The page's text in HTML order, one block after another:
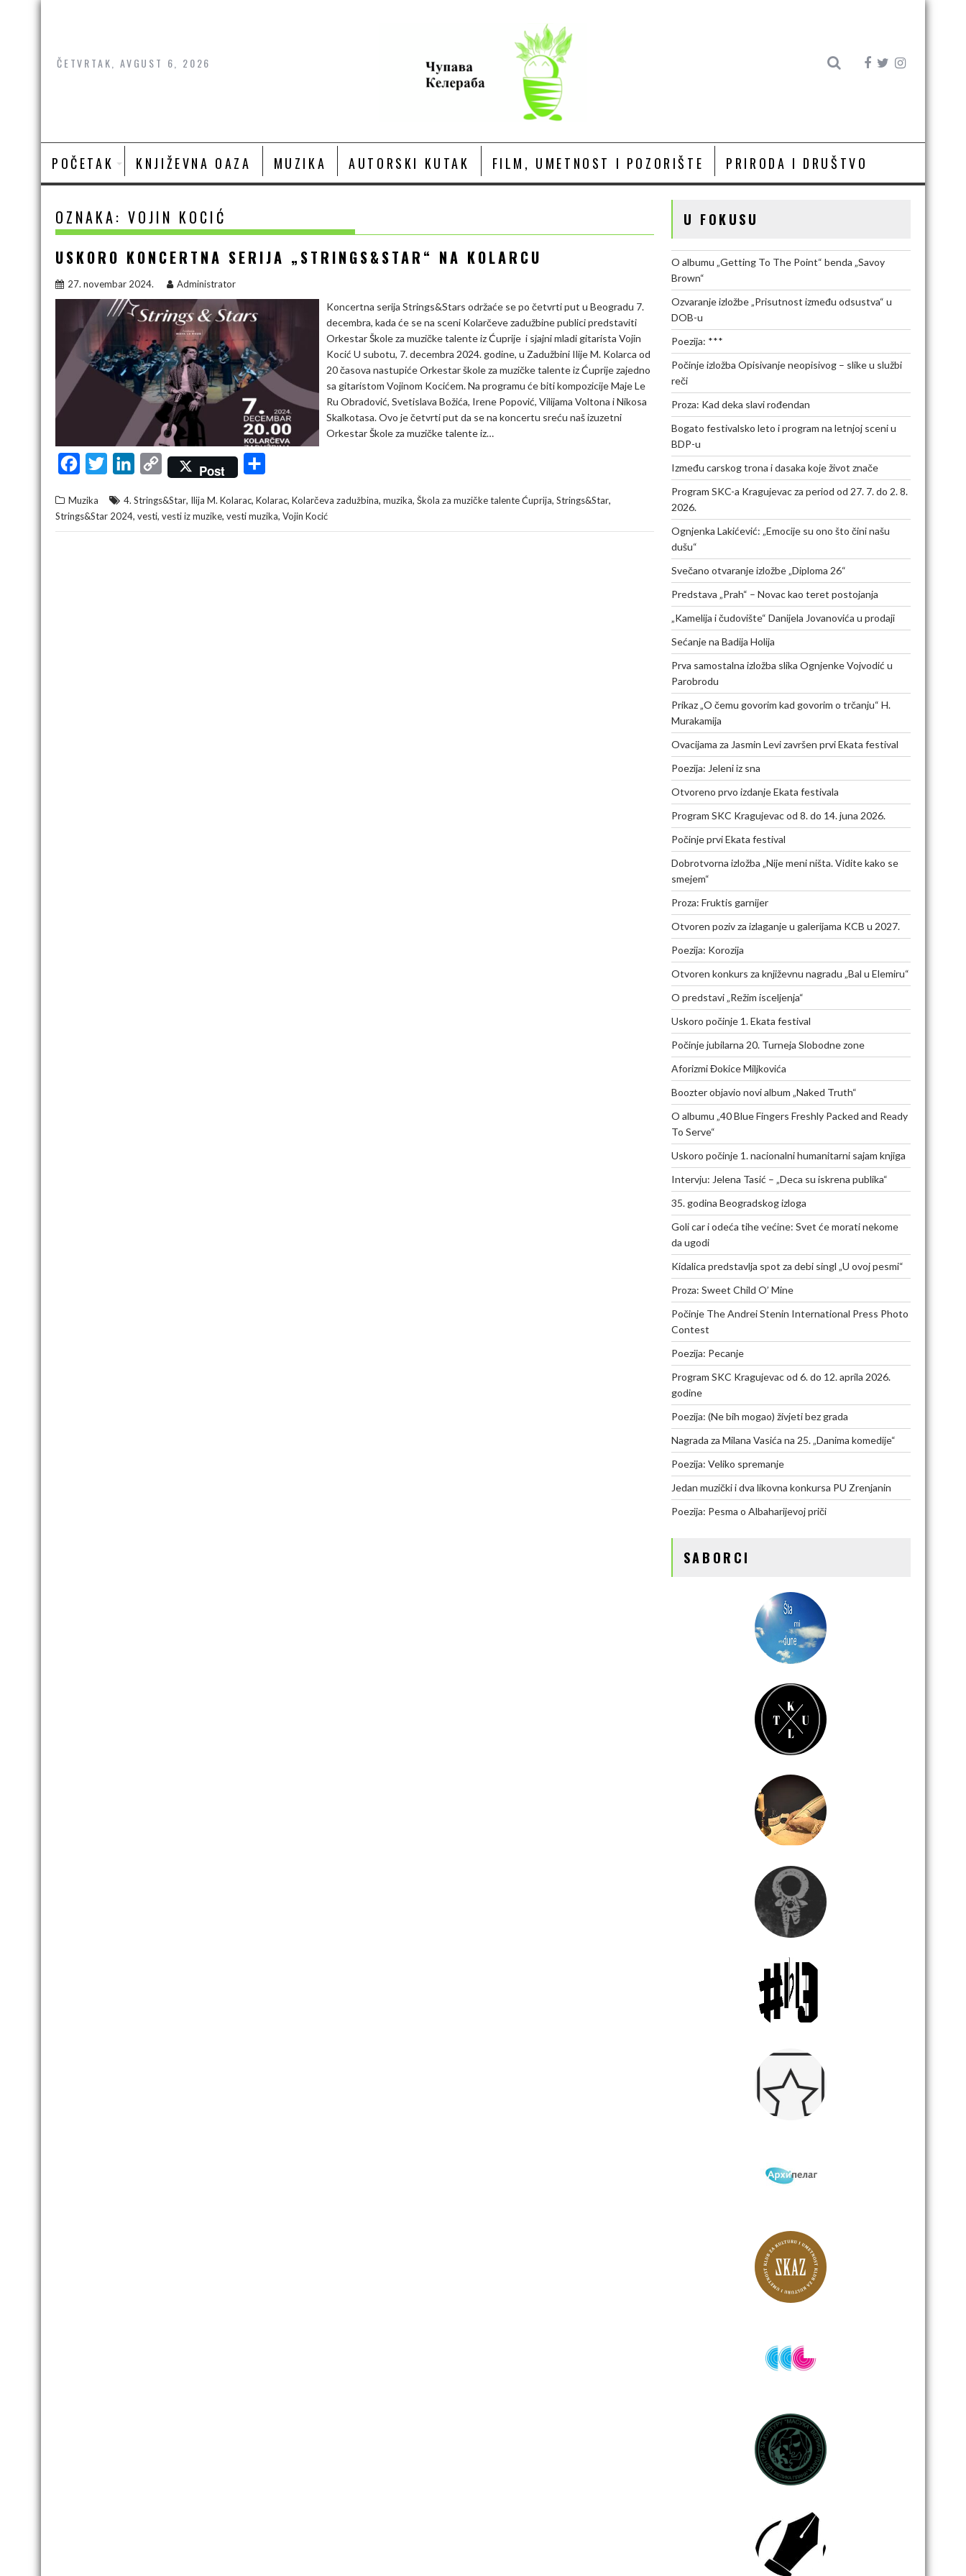
Skip
ČETVRTAK, AVGUST 6, 2026
POČETAK KNJIŽEVNA OAZA MUZIKA AUTORSKI KUTAK FILM, UMETNOST I POZORIŠTE PRIRODA I DRUŠTVO
OZNAKA: VOJIN KOCIĆ
USKORO KONCERTNA SERIJA „STRINGS&STAR“ NA KOLARCU
27. novembar 2024. Administrator
Koncertna serija Strings&Stars održaće se po četvrti put u Beogradu 7.
decembra, kada će se na sceni Kolarčeve zadužbine publici predstaviti
Orkestar Škole za muzičke talente iz Ćuprije i sjajni mladi gitarista Vojin
Kocić U subotu, 7. decembra 2024. godine, u Zadužbini Ilije M. Kolarca od
20 časova nastupiće Orkestar škole za muzičke talente iz Ćuprije zajedno
sa gitaristom Vojinom Kocićem. Na programu će biti kompozicije Maje Le
Ru Obradović, Svetislava Božića, Irene Popović, Vilijama Voltona i Nikosa
Skalkotasa. Ovo je četvrti put da se na koncertu sreću naš izuzetni
Orkestar Škole za muzičke talente iz…
c
e
t
n
k
C
p
y
Post
a
r
Muzika 4. Strings&Star, Ilija M. Kolarac, Kolarac, Kolarčeva zadužbina, muzika, Škola za muzičke talente Ćuprija, Strings&Star,
Strings&Star 2024, vesti, vesti iz muzike, vesti muzika, Vojin Kocić
U FOKUSU
O albumu „Getting To The Point“ benda „Savoy
Brown“
Ozvaranje izložbe „Prisutnost između odsustva“ u
DOB-u
Poezija: ***
Počinje izložba Opisivanje neopisivog – slike u službi
reči
Proza: Kad deka slavi rođendan
Bogato festivalsko leto i program na letnjoj sceni u
BDP-u
Između carskog trona i dasaka koje život znače
Program SKC-a Kragujevac za period od 27. 7. do 2. 8.
2026.
Ognjenka Lakićević: „Emocije su ono što čini našu
dušu“
Svečano otvaranje izložbe „Diploma 26“
Predstava „Prah“ – Novac kao teret postojanja
„Kamelija i čudovište“ Danijela Jovanovića u prodaji
Sećanje na Badija Holija
Prva samostalna izložba slika Ognjenke Vojvodić u
Parobrodu
Prikaz „O čemu govorim kad govorim o trčanju“ H.
Murakamija
Ovacijama za Jasmin Levi završen prvi Ekata festival
Poezija: Jeleni iz sna
Otvoreno prvo izdanje Ekata festivala
Program SKC Kragujevac od 8. do 14. juna 2026.
Počinje prvi Ekata festival
Dobrotvorna izložba „Nije meni ništa. Vidite kako se
smejem“
Proza: Fruktis garnijer
Otvoren poziv za izlaganje u galerijama KCB u 2027.
Poezija: Korozija
Otvoren konkurs za književnu nagradu „Bal u Elemiru“
O predstavi „Režim isceljenja“
Uskoro počinje 1. Ekata festival
Počinje jubilarna 20. Turneja Slobodne zone
Aforizmi Đokice Miljkovića
Boozter objavio novi album „Naked Truth“
O albumu „40 Blue Fingers Freshly Packed and Ready
To Serve“
Uskoro počinje 1. nacionalni humanitarni sajam knjiga
Intervju: Jelena Tasić – „Deca su iskrena publika“
35. godina Beogradskog izloga
Goli car i odeća tihe većine: Svet će morati nekome
da ugodi
Kidalica predstavlja spot za debi singl „U ovoj pesmi“
Proza: Sweet Child O’ Mine
Počinje The Andrei Stenin International Press Photo
Contest
Poezija: Pecanje
Program SKC Kragujevac od 6. do 12. aprila 2026.
godine
Poezija: (Ne bih mogao) živjeti bez grada
Nagrada za Milana Vasića na 25. „Danima komedije“
Poezija: Veliko spremanje
Jedan muzički i dva likovna konkursa PU Zrenjanin
Poezija: Pesma o Albaharijevoj priči
SABORCI